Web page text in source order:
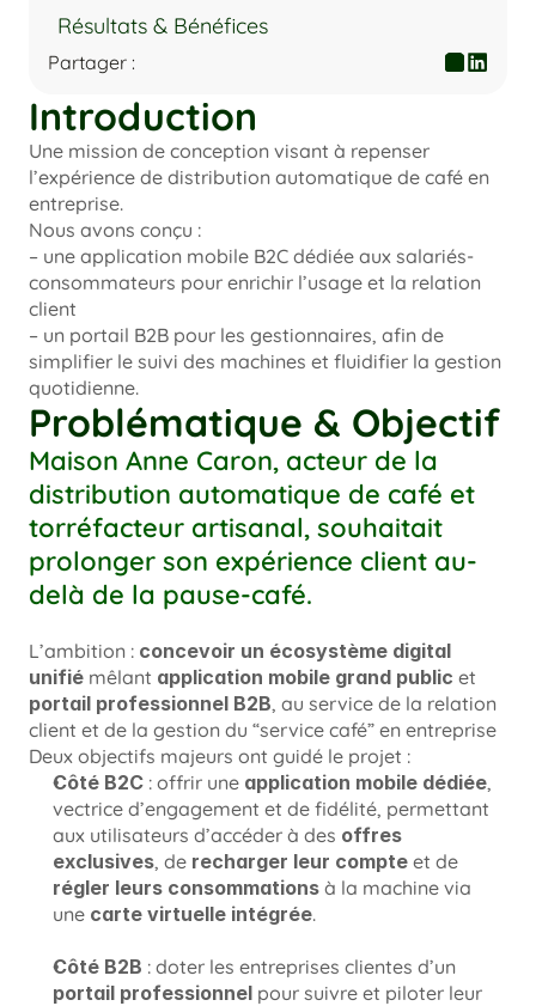
Résultats & Bénéfices
Partager : Copy to Clipboard
Introduction
Une mission de conception visant à repenser
l’expérience de distribution automatique de café en
entreprise.
Nous avons conçu :
– une application mobile B2C dédiée aux salariés-
consommateurs pour enrichir l’usage et la relation
client
– un portail B2B pour les gestionnaires, afin de
simplifier le suivi des machines et fluidifier la gestion
Problématique & Objectif
Maison Anne Caron, acteur de la
distribution automatique de café et
torréfacteur artisanal, souhaitait
prolonger son expérience client au-
delà de la pause-café.
L’ambition : concevoir un écosystème digital
unifié mêlant application mobile grand public
portail professionnel B2B, au service de la relation
client et de la gestion du “service café” en entreprise
Deux objectifs majeurs ont guidé le projet :
Côté B2C : offrir une application mobile dédiée,
vectrice d’engagement et de fidélité, permettant
aux utilisateurs d’accéder à des offres
exclusives, de recharger leur compte
régler leurs consommations à la machine via
une carte virtuelle intégrée.
Côté B2B
portail professionnel pour suivre et piloter leur